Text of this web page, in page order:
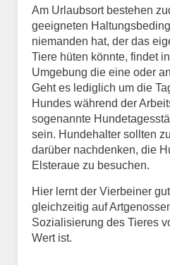
Am Urlaubsort bestehen
geeigneten
niemanden hat, der das
Tiere hüten könnte, findet
Umgebung die eine oder
Geht es lediglich um die
Hundes während der
sogenannte
sein. Hundehalter sollten
darüber nachdenken, die
Elsteraue zu besuchen.
Hier lernt der Vierbeiner
gleichzeitig auf
Sozialisierung des Tieres
Wert ist.